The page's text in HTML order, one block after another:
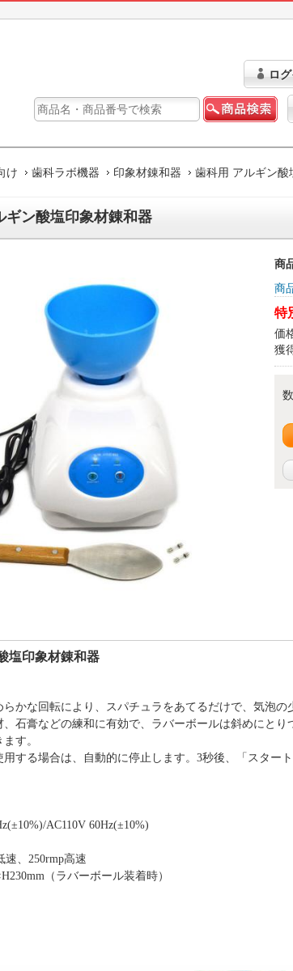
ロ
け 歯科ラボ機器 印象材錬和器 歯科用 アルギン酸
ギン酸塩印象材錬和器
商
商
特
価
獲
塩印象材錬和器
かな回転により、スパチュラをあてるだけで、気泡の
、石膏などの練和に有効で、ラバーボールは斜めにと
す。
用する場合は、自動的に停止します。3秒後、 「 スタート
AC110V 60Hz(±10%)
速、250rmp高速
30mm（ラバーボール装着時）